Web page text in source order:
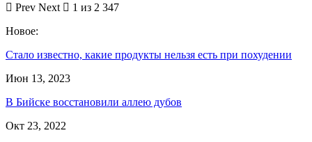
Prev Next
1 из 2 347
Новое:
Стало известно, какие продукты нельзя есть при похудении
Июн 13, 2023
В Бийске восстановили аллею дубов
Окт 23, 2022